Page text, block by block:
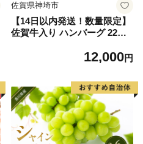
佐賀県神埼市
【14日以内発送！数量限定】
佐賀牛入り ハンバーグ 22個
毛和牛 ブランド牛 九州 ハン
(H083106)
12,000円